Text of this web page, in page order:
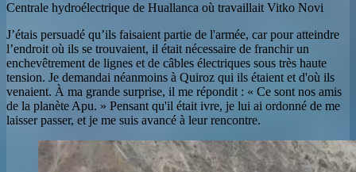
Centrale hydroélectrique de Huallanca où travaillait Vitko Novi
J’étais persuadé qu’ils faisaient partie de l'armée, car pour atteindre
l’endroit où ils se trouvaient, il était nécessaire de franchir un
enchevêtrement de lignes et de câbles électriques sous très haute
tension. Je demandai néanmoins à Quiroz qui ils étaient et d'où ils
venaient. À ma grande surprise, il me répondit : « Ce sont nos amis
de la planète Apu. » Pensant qu'il était ivre, je lui ai ordonné de me
laisser passer, et je me suis avancé à leur rencontre.